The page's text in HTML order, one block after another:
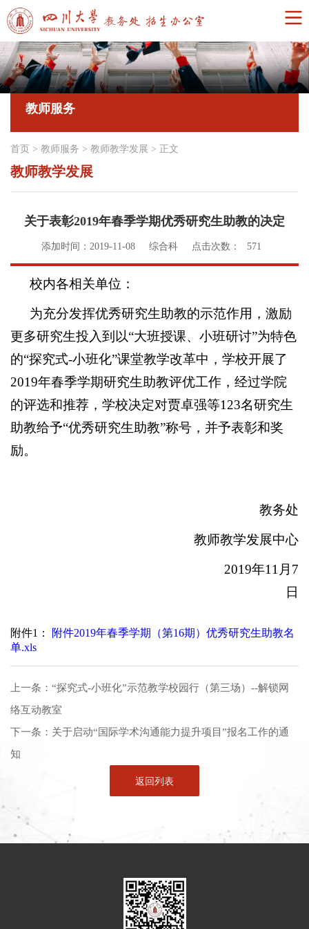
教师服务
首页 > 教师服务 > 教师教学发展 > 正文
教师教学发展
关于表彰2019年春季学期优秀研究生助教的决定
添加时间：2019-11-08 综合科 点击次数： 571
校内各相关单位：
为充分发挥优秀研究生助教的示范作用，激励
更多研究生投入到以“大班授课、小班研讨”为特色
的“探究式-小班化”课堂教学改革中，学校开展了
2019年春季学期研究生助教评优工作，经过学院
的评选和推荐，学校决定对贾卓强等123名研究生
助教给予“优秀研究生助教”称号，并予表彰和奖
励。
教务处
教师教学发展中心
2019年11月7
日
附件1：
附件2019年春季学期（第16期）优秀研究生助教名
单.xls
上一条： “探究式-小班化”示范教学校园行（第三场）--解锁网
络互动教室
下一条： 关于启动“国际学术沟通能力提升项目”报名工作的通
知
返回列表